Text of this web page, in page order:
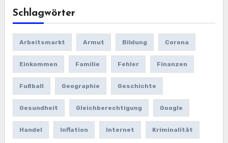
Schlagwörter
Arbeitsmarkt Armut Bildung Corona
Einkommen Familie Fehler Finanzen
Fußball Geographie Geschichte
Gesundheit Gleichberechtigung Google
Handel Inflation Internet Kriminalität